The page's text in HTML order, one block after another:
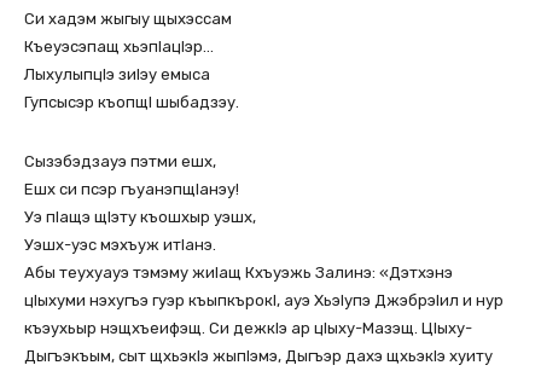
Си хадэм жыгыу щыхэссам
Къеуэсэпащ хьэпIацIэр…
ЛыхулыпцIэ зиIэу емыса
Гупсысэр къопщI шыбадзэу.
Сызэбэдзауэ пэтми ешх,
Ешх си псэр гъуанэпщIанэу!
Уэ пIащэ щIэту къошхыр уэшх,
Уэшх-уэс мэхъуж итIанэ.
Абы теухуауэ тэмэму жиIащ Кхъуэжь Залинэ: «Дэтхэнэ
цIыхуми нэхугъэ гуэр къыпкърокI, ауэ ХьэIупэ ДжэбрэIил и нур
къэухьыр нэщхъеифэщ. Си дежкIэ ар цIыху-Мазэщ. ЦIыху-
Дыгъэкъым, сыт щхьэкIэ жыпIэмэ, Дыгъэр дахэ щхьэкIэ хуиту